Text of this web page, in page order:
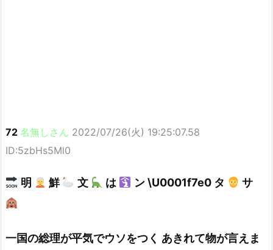
72 名無しさん 2022/07/26(火) 19:25:07.58
ID:5zbHs5Ml0
明 鮮 文 は ン \U0001f7e0 タ サ
一国の総理が平気でウソをつく あきれて物が言えま